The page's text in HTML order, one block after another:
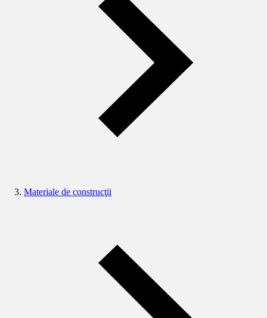
Materiale de construcţii